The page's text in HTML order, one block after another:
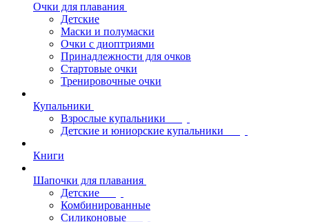
Очки для плавания
Детские
Маски и полумаски
Очки с диоптриями
Принадлежности для очков
Стартовые очки
Тренировочные очки
Купальники
Взрослые купальники
Детские и юниорские купальники
Книги
Шапочки для плавания
Детские
Комбинированные
Силиконовые